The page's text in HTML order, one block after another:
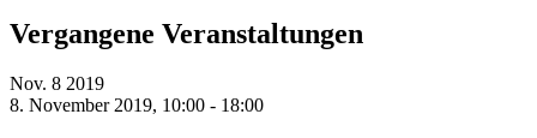
Vergangene Veranstaltungen
Nov. 8 2019
8. November 2019, 10:00 - 18:00